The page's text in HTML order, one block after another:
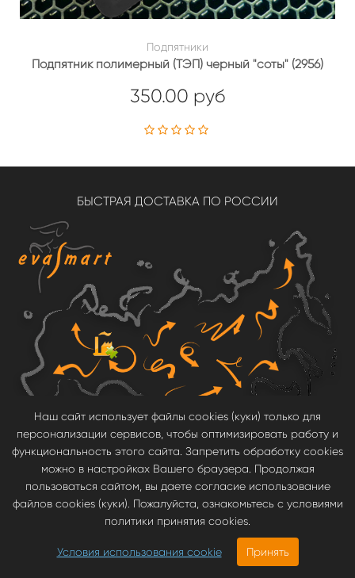
2380.00руб
Подпятники
Подпятник полимерный (ТЭП) черный "соты" (2956)
350.00 руб
БЫСТРАЯ ДОСТАВКА ПО РОССИИ
Мы используем все доступные варианты доставки по России, поэтому
ЭВА коврики EVA Smart, или как их иногда называют - ЭВА полики,
обычно доставляются в течение одной рабочей недели, а по
европейской части России 2-3 рабочих дня.
МЫ В СОЦСЕТЯХ
Наш сайт использует файлы cookies (куки) только для
персонализации сервисов, чтобы оптимизировать работу и
функциональность этого сайта. Запретить обработку cookies
можно в настройках Вашего браузера. Продолжая
пользоваться сайтом, вы даете согласие использование
файлов cookies (куки). Пожалуйста, ознакомьтесь с условиями
политики принятия cookies.
Условия использования cookie Принять